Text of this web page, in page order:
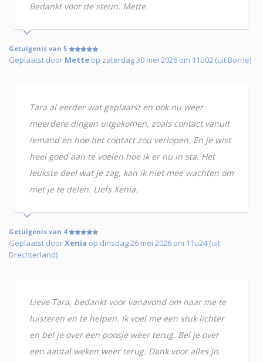
Bedankt voor de steun. Mette.
Getuigenis van 5
Geplaatst door Mette op zaterdag 30 mei 2026 om 11u02 (uit Borne)
Tara al eerder wat geplaatst en ook nu weer
meerdere dingen uitgekomen, zoals contact vanuit
iemand en hoe het contact zou verlopen. En je wist
heel goed aan te voelen hoe ik er nu in sta. Het
leukste deel wat je zag, kan ik niet mee wachten om
met je te delen. Liefs Xenia.
Getuigenis van 4
Geplaatst doorXenia op dinsdag 26 mei 2026 om 11u24 (uit
Drechterland)
Lieve Tara, bedankt voor vanavond om naar me te
luisteren en te helpen. Ik voel me een stuk lichter
en bel je over een poosje weer terug. Bel je over
een aantal weken weer terug. Dank voor alles Jo.